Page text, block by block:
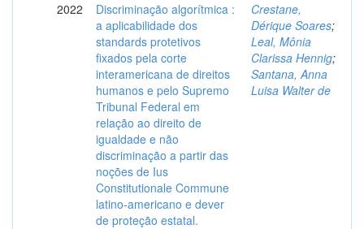
2022
Discriminação algorítmica :
a aplicabilidade dos
standards protetivos
fixados pela corte
interamericana de direitos
humanos e pelo Supremo
Tribunal Federal em
relação ao direito de
igualdade e não
discriminação a partir das
noções de Ius
Constitutionale Commune
latino-americano e dever
de proteção estatal.
Crestane,
Dérique Soares;
Leal, Mônia
Clarissa Hennig;
Santana, Anna
Luisa Walter de